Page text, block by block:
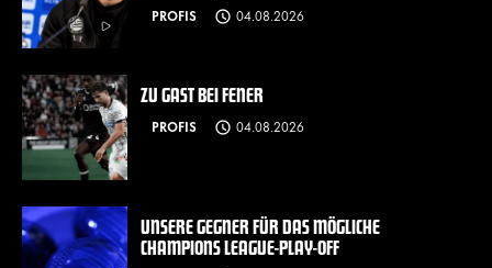
PROFIS 04.08.2026
ZU GAST BEI FENER
PROFIS 04.08.2026
UNSERE GEGNER FÜR DAS MÖGLICHE
CHAMPIONS LEAGUE-PLAY-OFF